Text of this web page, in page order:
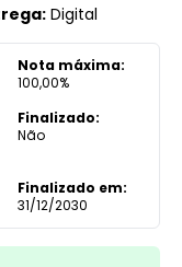
Digital
Nota máxima:
100,00%
Finalizado:
Não
Finalizado em:
31/12/2030